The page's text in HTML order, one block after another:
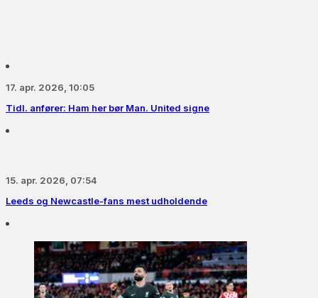
17. apr. 2026, 10:05
Tidl. anfører: Ham her bør Man. United signe
15. apr. 2026, 07:54
Leeds og Newcastle-fans mest udholdende